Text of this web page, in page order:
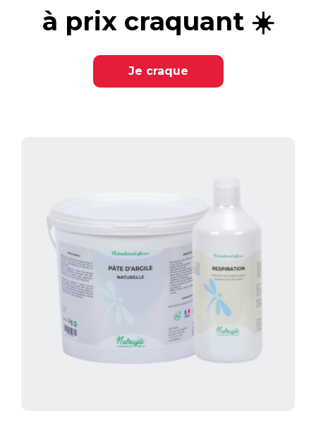
à prix craquant ☀️
Je craque